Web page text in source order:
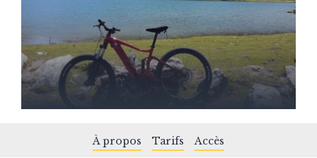
À propos Tarifs Accès